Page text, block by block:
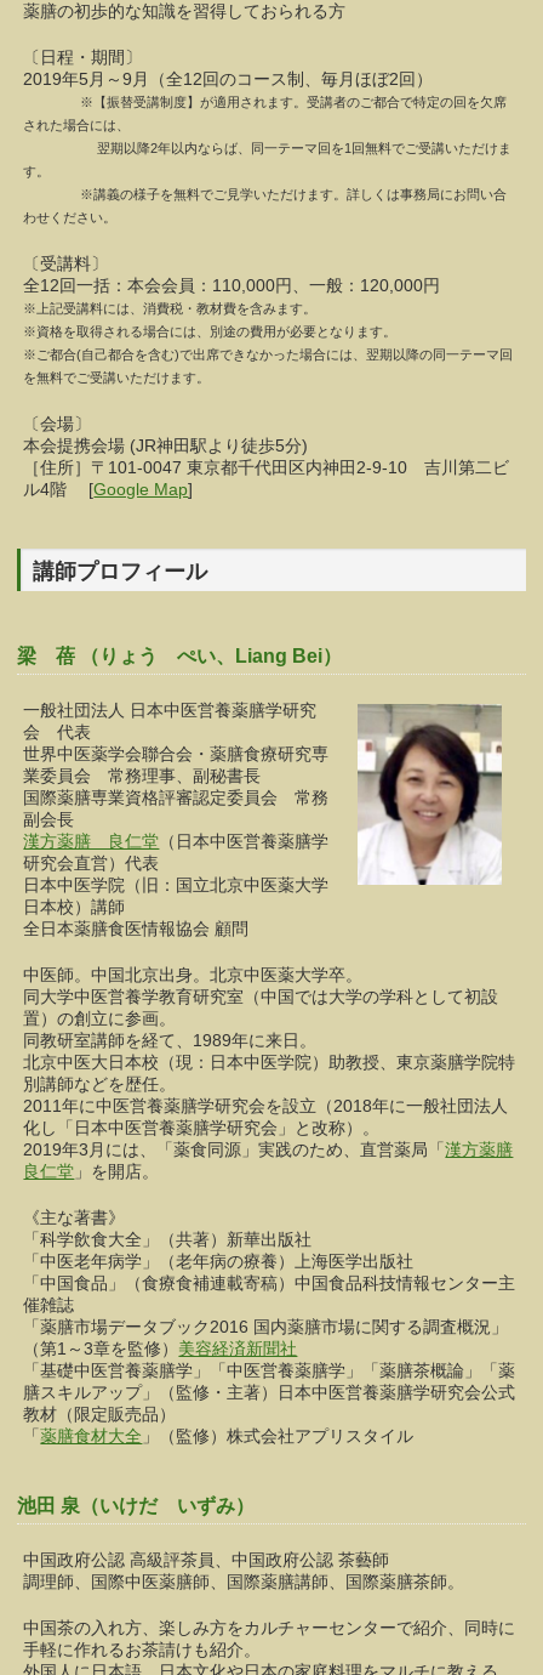
薬膳の初歩的な知識を習得しておられる方
〔日程・期間〕
2019年5月～9月（全12回のコース制、毎月ほぼ2回）
※【振替受講制度】が適用されます。受講者のご都合で特定の回を欠席
された場合には、
翌期以降2年以内ならば、同一テーマ回を1回無料でご受講いただけま
す。
※講義の様子を無料でご見学いただけます。詳しくは事務局にお問い合
わせください。
〔受講料〕
全12回一括：本会会員：110,000円、一般：120,000円
※上記受講料には、消費税・教材費を含みます。
※資格を取得される場合には、別途の費用が必要となります。
※ご都合(自己都合を含む)で出席できなかった場合には、翌期以降の同一テーマ回
を無料でご受講いただけます。
〔会場〕
本会提携会場 (JR神田駅より徒歩5分)
［住所］〒101-0047 東京都千代田区内神田2-9-10 吉川第二ビ
ル4階 [Google Map]
講師プロフィール
梁 蓓 （りょう ぺい、Liang Bei）
一般社団法人 日本中医営養薬膳学研究
会 代表
世界中医薬学会聯合会・薬膳食療研究専
業委員会 常務理事、副秘書長
国際薬膳専業資格評審認定委員会 常務
副会長
漢方薬膳 良仁堂 （日本中医営養薬膳学
研究会直営）代表
日本中医学院（旧：国立北京中医薬大学
日本校）講師
全日本薬膳食医情報協会 顧問
中医師。中国北京出身。北京中医薬大学卒。
同大学中医営養学教育研究室（中国では大学の学科として初設
置）の創立に参画。
同教研室講師を経て、1989年に来日。
北京中医大日本校（現：日本中医学院）助教授、東京薬膳学院特
別講師などを歴任。
2011年に中医営養薬膳学研究会を設立（2018年に一般社団法人
化し「日本中医営養薬膳学研究会」と改称）。
2019年3月には、「薬食同源」実践のため、直営薬局「漢方薬膳
良仁堂 」を開店。
《主な著書》
「科学飲食大全」（共著）新華出版社
「中医老年病学」（老年病の療養）上海医学出版社
「中国食品」（食療食補連載寄稿）中国食品科技情報センター主
催雑誌
「薬膳市場データブック2016 国内薬膳市場に関する調査概況」
（第1～3章を監修） 美容経済新聞社
「基礎中医営養薬膳学」「中医営養薬膳学」「薬膳茶概論」「薬
膳スキルアップ」（監修・主著）日本中医営養薬膳学研究会公式
教材（限定販売品）
「薬膳食材大全 」（監修）株式会社アプリスタイル
池田 泉（いけだ いずみ）
中国政府公認 高級評茶員、中国政府公認 茶藝師
調理師、国際中医薬膳師、国際薬膳講師、国際薬膳茶師。
中国茶の入れ方、楽しみ方をカルチャーセンターで紹介、同時に
手軽に作れるお茶請けも紹介。